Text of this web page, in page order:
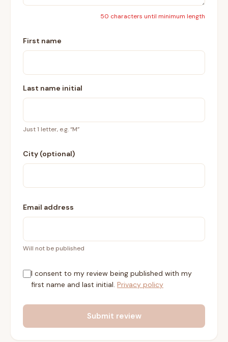
50 characters until minimum length
First name
Last name initial
Just 1 letter, e.g. “M”
City (optional)
Email address
Will not be published
I consent to my review being published with my
first name and last initial. Privacy policy
Submit review